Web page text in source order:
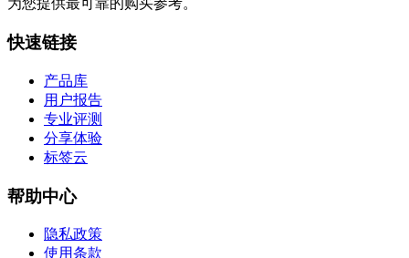
为您提供最可靠的购买参考。
快速链接
产品库
用户报告
专业评测
分享体验
标签云
帮助中心
隐私政策
使用条款